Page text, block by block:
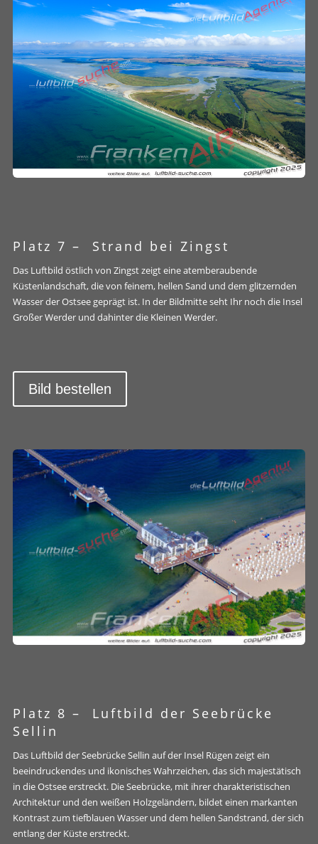
Platz 7 – Strand bei Zingst
Das Luftbild östlich von Zingst zeigt eine atemberaubende
Küstenlandschaft, die von feinem, hellen Sand und dem glitzernden
Wasser der Ostsee geprägt ist. In der Bildmitte seht Ihr noch die Insel
Großer Werder und dahinter die Kleinen Werder.
Bild bestellen
Platz 8 – Luftbild der Seebrücke
Sellin
Das Luftbild der Seebrücke Sellin auf der Insel Rügen zeigt ein
beeindruckendes und ikonisches Wahrzeichen, das sich majestätisch
in die Ostsee erstreckt. Die Seebrücke, mit ihrer charakteristischen
Architektur und den weißen Holzgeländern, bildet einen markanten
Kontrast zum tiefblauen Wasser und dem hellen Sandstrand, der sich
entlang der Küste erstreckt.